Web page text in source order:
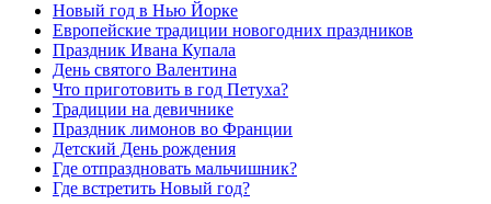
Новый год в Нью Йорке
Европейские традиции новогодних праздников
Праздник Ивана Купала
День святого Валентина
Что приготовить в год Петуха?
Традиции на девичнике
Праздник лимонов во Франции
Детский День рождения
Где отпраздновать мальчишник?
Где встретить Новый год?